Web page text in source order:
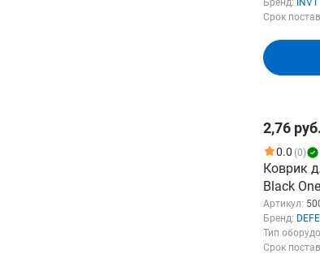
standard
UPS
Бренд:
INVT
Срок
2,76 руб.
0.0 (0)
Коврик
Black
(50016)
Артикул:
Бренд:
Тип
Срок